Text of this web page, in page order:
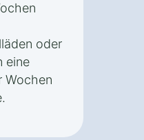
oder
eine
Wochen